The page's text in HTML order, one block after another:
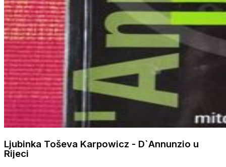
Ljubinka Toševa Karpowicz - D`Annunzio u
Rijeci